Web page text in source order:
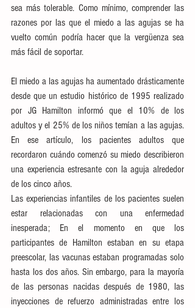
sea más tolerable. Como mínimo, comprender las
razones por las que el miedo a las agujas se ha
vuelto común podría hacer que la vergüenza sea
más fácil de soportar.
El miedo a las agujas ha aumentado drásticamente
desde que un estudio histórico de 1995 realizado
por JG Hamilton informó que el 10% de los
adultos y el 25% de los niños temían a las agujas.
En ese artículo, los pacientes adultos que
recordaron cuándo comenzó su miedo describieron
una experiencia estresante con la aguja alrededor
de los cinco años.
Las experiencias infantiles de los pacientes suelen
estar relacionadas con una enfermedad
inesperada; En el momento en que los
participantes de Hamilton estaban en su etapa
preescolar, las vacunas estaban programadas solo
hasta los dos años. Sin embargo, para la mayoría
de las personas nacidas después de 1980, las
inyecciones de refuerzo administradas entre los